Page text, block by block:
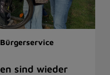
Bürgerservice
sind wieder